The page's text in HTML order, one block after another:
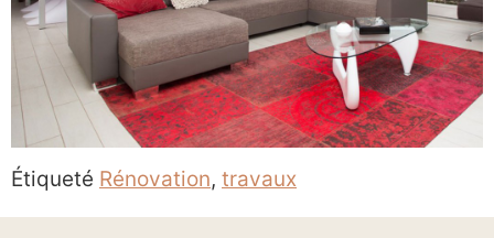
Étiqueté Rénovation, travaux